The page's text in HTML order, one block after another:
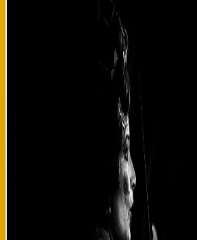
El Teatro Arriaga de Bilbao estrena hoy
Invisibles', una producción teatral que
complejidades de la identidad migrante a
una familia ecuatoriana establecida en el
décadas. La obra, dirigida por la
escrita en colaboración con
cuenta con un elenco mixto de actores
latinoamericanos que aportan
La premiere de hoy ha sido
semanas de anticipación, reflejando el
comunidad vasca en historias que
cultural y la búsqueda de identidad. La
Morocho a lo largo de 30 años, desde su
hasta la actualidad en 2026, mostrando
negocia su relación con la tierra de
Los personajes principales enfrentan
cómo mantener la tradición culinaria